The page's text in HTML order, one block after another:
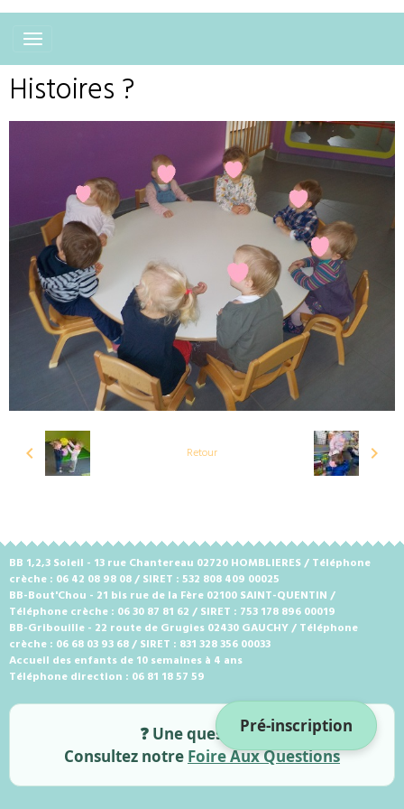
Pré-inscription
Histoires ?
Retour
BB 1,2,3 Soleil - 13 rue Chantereau 02720 HOMBLIERES / Téléphone
crèche : 06 42 08 98 08 / SIRET : 532 808 409 00025
BB-Bout'Chou - 21 bis rue de la Fère 02100 SAINT-QUENTIN /
Téléphone crèche : 06 30 87 81 62 / SIRET : 753 178 896 00019
BB-Gribouille - 22 route de Grugies 02430 GAUCHY / Téléphone
crèche : 06 68 03 93 68 / SIRET : 831 328 356 00033
Accueil des enfants de 10 semaines à 4 ans
Téléphone direction : 06 81 18 57 59
❓ Une question ?
Consultez notre Foire Aux Questions